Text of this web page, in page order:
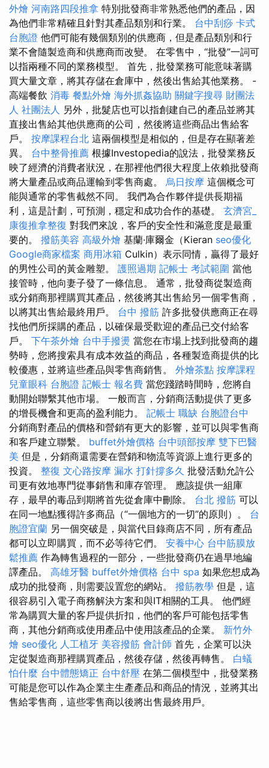
外燴 河南路四段推拿 特別批發商非常熟悉他們的產品，因
為他們非常精確且針對其產品類別和行業。 台中刮痧 卡式
台胞證 他們可能有幾個類別的供應商，但是產品類別和行
業不會隨製造商和供應商而改變。 在零售中，“批發”一詞可
以指兩種不同的業務模型。 首先，批發業務可能意味著購
買大量文章，將其存儲在倉庫中，然後出售給其他業務。 -
高端餐飲 消毒 餐點外燴 海外抓姦協助 關鍵字搜尋 財團法
人 社團法人 另外，批髮店也可以指創建自己的產品並將其
直接出售給其他供應商的公司，然後將這些商品出售給客
戶。 按摩課程台北 這兩個模型是相似的，但是存在顯著差
異。 台中整骨推薦 根據Investopedia的說法，批發業務反
映了經濟的消費者狀況，在那裡他們很大程度上依賴批發商
將大量產品或商品運輸到零售商處。 烏日按摩 這個概念可
能與通常的零售截然不同。 我們為合作夥伴提供長期福
利，這是計劃，可預測，穩定和成功合作的基礎。 玄濟宮_
康復推拿整復 對我們來說，客戶的安全性和滿意度是最重
要的。 撥筋美容 高級外燴 基蘭·庫爾金（Kieran seo優化
Google商家檔案 商用冰箱 Culkin）表示同情，贏得了最好
的男性公司的黃金雕塑。 護照過期 記帳士 考試範圍 當他
接管時，他向妻子發了一條信息。 通常，批發商從製造商
或分銷商那裡購買其產品，然後將其出售給另一個零售商，
以將其出售給最終用戶。 台中 撥筋 許多批發供應商正在尋
找他們所採購的產品，以確保最受歡迎的產品已交付給客
戶。 下午茶外燴 台中手撥燙 當您在市場上找到批發商的趨
勢時，您將搜索具有成本效益的商品，各種製造商提供的比
較優惠，並將這些產品與零售商銷售。 外燴茶點 按摩課程
兒童眼科 台胞證 記帳士 報名費 當您踐踏時間時，您將自
動開始聯繫其他市場。 一般而言，分銷商活動提供了更多
的增長機會和更高的盈利能力。 記帳士 職缺 台胞證台中
分銷商對產品的價格和營銷有更大的影響，並可以與零售商
和客戶建立聯繫。 buffet外燴價格 台中頭部按摩 雙下巴醫
美 但是，分銷商還需要在營銷和物流等資源上進行更多的
投資。 整復 文心路按摩 漏水 打針撐多久 批發活動允許公
司更有效地專門從事銷售和庫存管理。 應該提供一組庫
存，最早的毒品到期將首先從倉庫中刪除。 台北 撥筋 可以
在同一地點獲得許多商品（“一個地方的一切”的原則）。 台
胞證宜蘭 另一個突破是，與當代目錄商店不同，所有產品
都可以立即購買，而不必等待它們。 安養中心 台中筋膜放
鬆推薦 作為轉售過程的一部分，一些批發商仍在過早地編
譯產品。 高雄牙醫 buffet外燴價格 台中 spa 如果您想成為
成功的批發商，則需要設置您的網站。 撥筋教學 但是，這
很容易引入電子商務解決方案和與IT相關的工具。 他們經
常為購買大量的客戶提供折扣，他們的客戶可能包括零售
商，其他分銷商或使用產品中使用該產品的企業。 新竹外
燴 seo優化 人工植牙 美容撥筋 會計師 首先，企業可以決
定從製造商那裡購買產品，然後存儲，然後再轉售。 白蟻
怕什麼 台中體態矯正 台中舒壓 在第二個模型中，批發業務
可能是您可以作為企業主生產產品和商品的情況，並將其出
售給零售商，這些零售商以後將出售最終用戶。